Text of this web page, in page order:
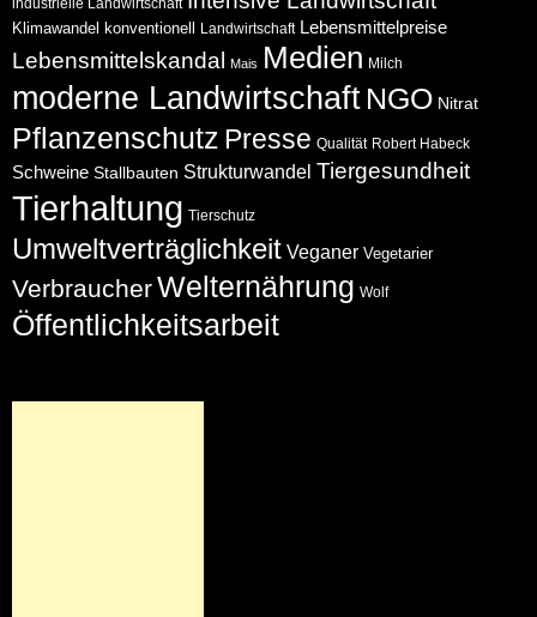
industrielle Landwirtschaft
Klimawandel konventionell Landwirtschaft Lebensmittelpreise
Lebensmittelskandal Mais Medien Milch
moderne Landwirtschaft NGO Nitrat
Pflanzenschutz Presse Qualität Robert Habeck
Schweine Stallbauten Strukturwandel Tiergesundheit
Tierhaltung Tierschutz
Umweltverträglichkeit Veganer Vegetarier
VerbraucherWelternährung Wolf
Öffentlichkeitsarbeit